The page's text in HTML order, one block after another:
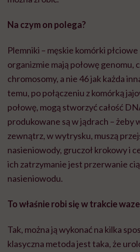
Na czym on polega?
Plemniki – męskie komórki
organizmie mają połowę genomu,
chromosomy, a nie 46 jak każda
temu, po połączeniu z komórką
połowę, mogą stworzyć całość
produkowane są w jądrach – żeby
zewnątrz, w wytrysku, muszą
nasieniowody, gruczoł krokowy i
ich zatrzymanie jest przerwanie
nasieniowodu.
To właśnie robi się w trakcie
Tak, można ją wykonać na kilka
klasyczna metoda jest taka, że